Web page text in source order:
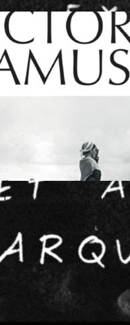
pictorialisme en Cap-Sizun